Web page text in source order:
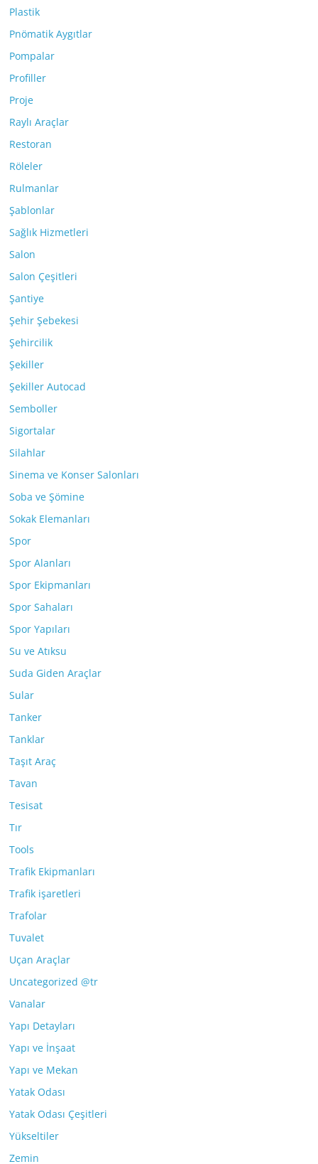
Plastik
Pnömatik Aygıtlar
Pompalar
Profiller
Proje
Raylı Araçlar
Restoran
Röleler
Rulmanlar
Şablonlar
Sağlık Hizmetleri
Salon
Salon Çeşitleri
Şantiye
Şehir Şebekesi
Şehircilik
Şekiller
Şekiller Autocad
Semboller
Sigortalar
Silahlar
Sinema ve Konser Salonları
Soba ve Şömine
Sokak Elemanları
Spor
Spor Alanları
Spor Ekipmanları
Spor Sahaları
Spor Yapıları
Su ve Atıksu
Suda Giden Araçlar
Sular
Tanker
Tanklar
Taşıt Araç
Tavan
Tesisat
Tır
Tools
Trafik Ekipmanları
Trafik işaretleri
Trafolar
Tuvalet
Uçan Araçlar
Uncategorized @tr
Vanalar
Yapı Detayları
Yapı ve İnşaat
Yapı ve Mekan
Yatak Odası
Yatak Odası Çeşitleri
Yükseltiler
Zemin